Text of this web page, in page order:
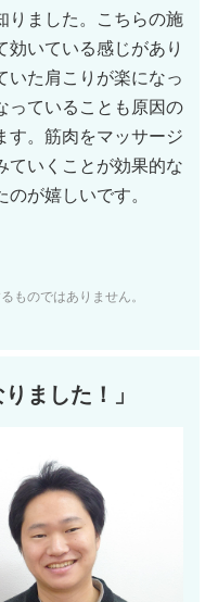
りました。こちらの施
効いている感じがあり
いた肩こりが楽になっ
っていることも原因の
す。筋肉をマッサージ
ていくことが効果的な
が嬉しいです。
ものではありません。
ました！」